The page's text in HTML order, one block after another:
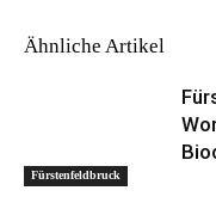
Ähnliche Artikel
Fürstenfeldbruck